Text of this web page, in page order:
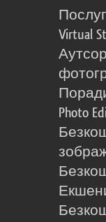
Virtual
Photo